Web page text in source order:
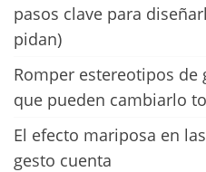
pasos clave para
pidan)
Romper estereotipos de
que pueden cambiarlo
El efecto mariposa en
gesto cuenta